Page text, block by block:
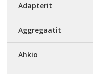
Adapterit
Aggregaatit
Ahkio